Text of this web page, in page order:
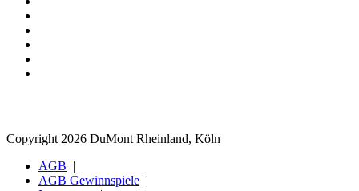
Copyright 2026 DuMont Rheinland, Köln
AGB
AGB Gewinnspiele